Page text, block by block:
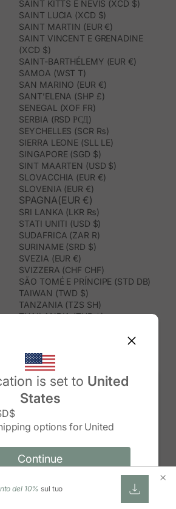
is set to United
States
options forUnited
Continue
region and language
country/region
Continue
SAINT KITTS E NEVIS (XCD $)
SAINT LUCIA (XCD $)
SAINT MARTIN (EUR €)
SAINT VINCENT E GRENADINE
(XCD $)
SAINT-BARTHÉLEMY (EUR €)
SAMOA (WST T)
SAN MARINO (EUR €)
SANT’ELENA (SHP £)
SENEGAL (XOF FR)
SERBIA (RSD РСД)
SEYCHELLES (SCR ₨)
SIERRA LEONE (SLL LE)
SINGAPORE (SGD $)
SINT MAARTEN (USD $)
SLOVACCHIA (EUR €)
SLOVENIA (EUR €)
SPAGNA(EUR €)
SRI LANKA (LKR ₨)
STATI UNITI (USD $)
SUDAFRICA (ZAR R)
SURINAME (SRD $)
SVEZIA (EUR €)
SVIZZERA (CHF CHF)
SÃO TOMÉ E PRÍNCIPE (STD DB)
TAIWAN (TWD $)
TANZANIA (TZS SH)
THAILANDIA (THB ฿)
TONGA (TOP T$)
TRINIDAD E TOBAGO (TTD $)
TUNISIA (USD $)
TURCHIA (TRY ₺)
TURKMENISTAN (USD $)
UNGHERIA (EUR €)
UZBEKISTAN (UZS SO'M)
VANUATU (VUV VT)
VIETNAM (VND ₫)
WALLIS E FUTUNA (XPF FR)
del 10% sul tuo